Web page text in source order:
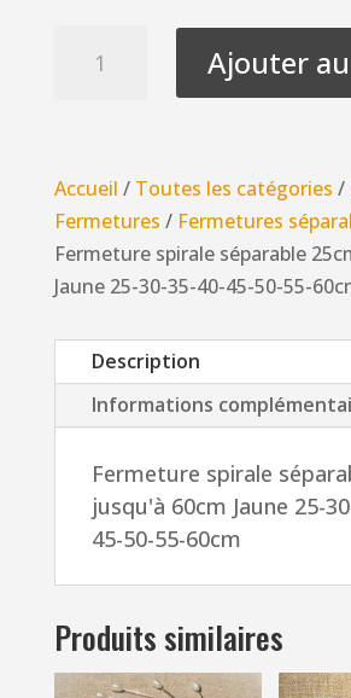
25cm
jusqu'à
60cm
Jaune
25-
40-
Ajouter
Accueil / Toutes les catégories /
Fermetures / Fermetures
Fermeture spirale séparable
Jaune 25-30-35-40-45-50-55-
Description
Informations
Fermeture spirale
jusqu'à 60cm Jaune 25-
45-50-55-60cm
Produits similaires